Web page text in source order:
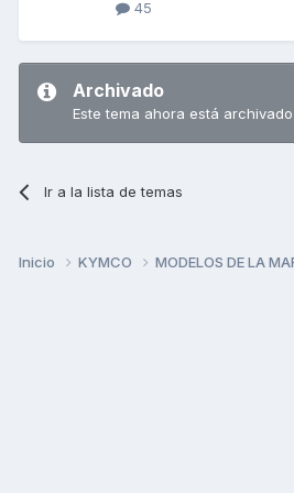
45
Archivado
Este tema ahora está
Ir a la lista de temas
Inicio KYMCO MODELOS DE LA